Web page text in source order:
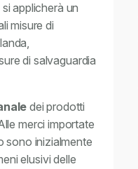
applicherà un
misure di
di salvaguardia
dei prodotti
merci importate
sono inizialmente
elusivi delle